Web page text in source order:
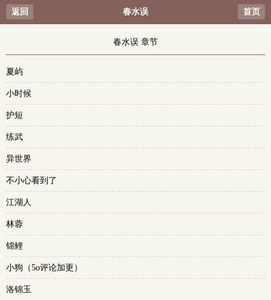
返回 春水误 首页
春水误 章节
夏屿
小时候
护短
练武
异世界
不小心看到了
江湖人
林蓉
锦鲤
小狗（5o评论加更）
洛锦玉